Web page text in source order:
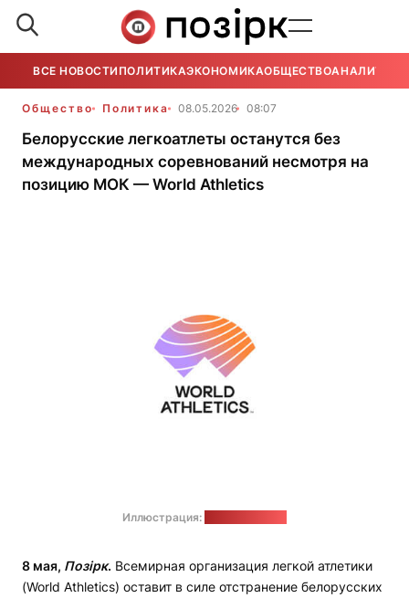
ВСЕ НОВОСТИ ПОЛИТИКАЭКОНОМИКАОБЩЕСТВОАНАЛИТИКА
Общество Политика 08.05.2026 08:07
Белорусские легкоатлеты останутся без
международных соревнований несмотря на
позицию МОК — World Athletics
Иллюстрация:
8 мая, Позірк. Всемирная организация легкой атлетики
(World Athletics) оставит в силе отстранение белорусских